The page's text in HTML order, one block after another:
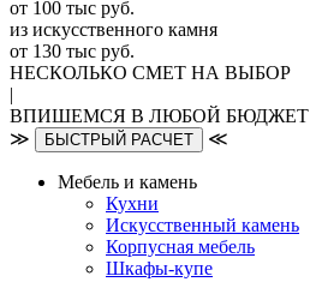
от 100 тыс руб.
из искусcтвенного камня
от 130 тыс руб.
НЕСКОЛЬКО СМЕТ НА ВЫБОР
|
ВПИШЕМСЯ В ЛЮБОЙ БЮДЖЕТ
≫
БЫСТРЫЙ РАСЧЕТ ≪
Мебель и камень
Кухни
Искусственный камень
Корпусная мебель
Шкафы-купе